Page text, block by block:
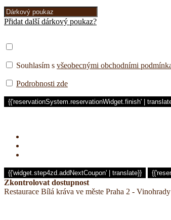
Přidat další dárkový poukaz?
Souhlasím s všeobecnými obchodními
Podrobnosti zde
Zkontrolovat dostupnost
Restaurace Bílá kráva ve měste Praha 2 - Vinohrady